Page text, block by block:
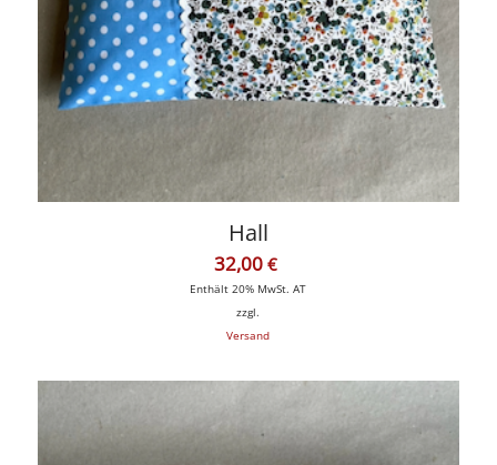
Hall
32,00 €
Enthält 20% MwSt. AT
zzgl.
Versand